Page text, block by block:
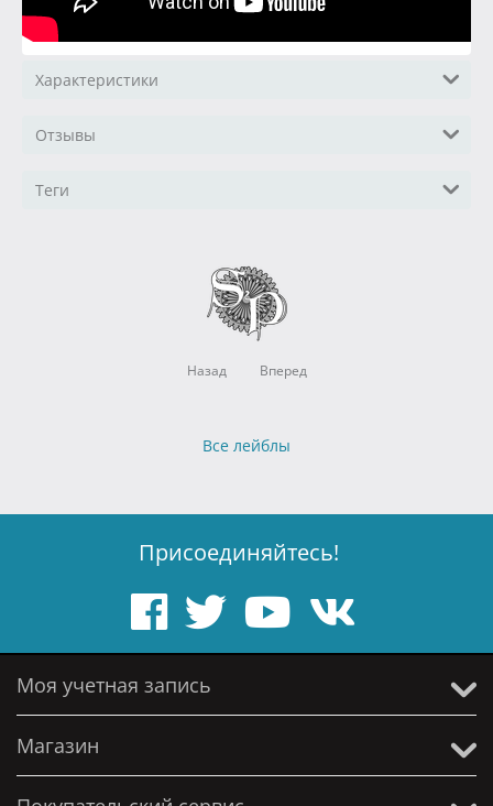
Характеристики
Отзывы
Теги
Назад Вперед
Все лейблы
Присоединяйтесь!
Моя учетная запись
Магазин